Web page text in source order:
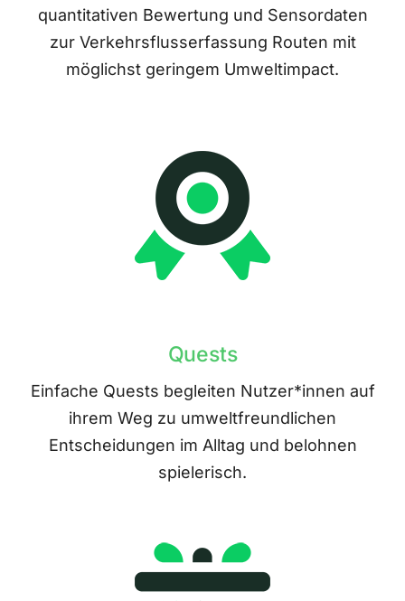
quantitativen Bewertung und Sensordaten
zur Verkehrsflusserfassung Routen mit
möglichst geringem Umweltimpact.
Quests
Einfache Quests begleiten Nutzer*innen auf
ihrem Weg zu umweltfreundlichen
Entscheidungen im Alltag und belohnen
spielerisch.